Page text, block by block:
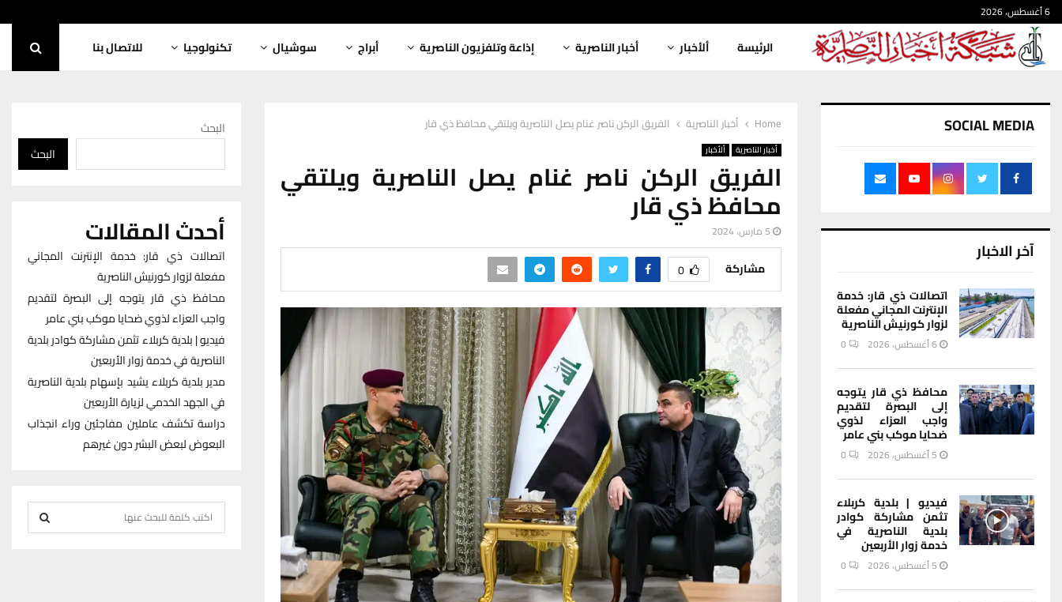
6 أغسطس، 2026
الرئيسة ألأخبار أخبار الناصرية إذاعة وتلفزيون الناصرية أبراج سوشيال تكنولوجيا للاتصال بنا
Home أخبار الناصرية الفريق الركن ناصر غنام يصل الناصرية ويلتقي محافظ ذي قار
أخبار الناصرية ألأخبار
الفريق الركن ناصر غنام يصل الناصرية ويلتقي
محافظ ذي قار
5 مارس، 2024
مشاركة 0
SOCIAL MEDIA
آخر الاخبار
اتصالات ذي قار: خدمة
الإنترنت المجاني مفعلة
لزوار كورنيش الناصرية
6 أغسطس، 2026 0
محافظ ذي قار يتوجه
إلى البصرة لتقديم
واجب العزاء لذوي
ضحايا موكب بني عامر
5 أغسطس، 2026 0
فيديو | بلدية كربلاء
تثمن مشاركة كوادر
بلدية الناصرية في
خدمة زوار الأربعين
5 أغسطس، 2026 0
البحث
البحث
أحدث المقالات
اتصالات ذي قار: خدمة الإنترنت المجاني
مفعلة لزوار كورنيش الناصرية
محافظ ذي قار يتوجه إلى البصرة لتقديم
واجب العزاء لذوي ضحايا موكب بني عامر
فيديو | بلدية كربلاء تثمن مشاركة كوادر بلدية
الناصرية في خدمة زوار الأربعين
مدير بلدية كربلاء يشيد بإسهام بلدية الناصرية
في الجهد الخدمي لزيارة الأربعين
دراسة تكشف عاملين مفاجئين وراء انجذاب
البعوض لبعض البشر دون غيرهم
e